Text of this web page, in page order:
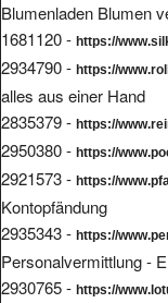
Blumenladen Blumen
1681120 - https://
2934790 - https://
alles aus einer Hand
2835379 - https://
2950380 - https://
2921573 - https://
Kontopfändung
2935343 - https://
Personalvermittlung -
2930765 - https://